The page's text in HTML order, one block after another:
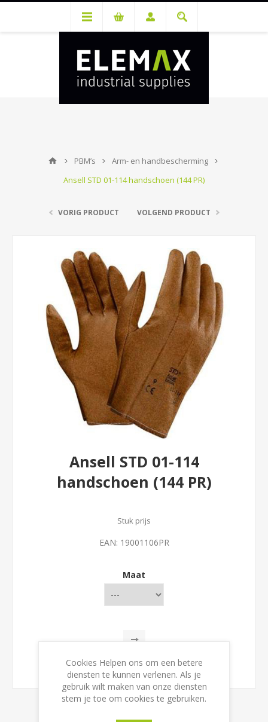
Je hebt een account nodig om prijzen te bekijken en bestellingen te
PBM’s
Arm- en handbescherming
Ansell STD 01-114 handschoen (144 PR)
VORIG PRODUCT VOLGEND PRODUCT
Ansell STD 01-114
handschoen (144 PR)
Stuk prijs
EAN: 19001106PR
Maat
Cookies Helpen ons om een betere
diensten te kunnen verlenen. Als je
gebruik wilt maken van onze diensten
stem je toe om cookies te gebruiken.